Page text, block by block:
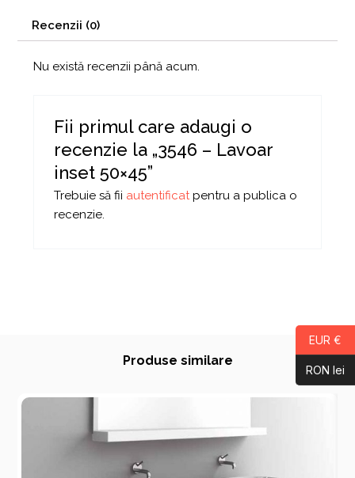
Recenzii (0)
Nu există recenzii până acum.
Fii primul care adaugi o
recenzie la „3546 – Lavoar
inset 50×45”
Trebuie să fii autentificatpentru a publica o
recenzie.
Produse similare
EUR €
RON lei